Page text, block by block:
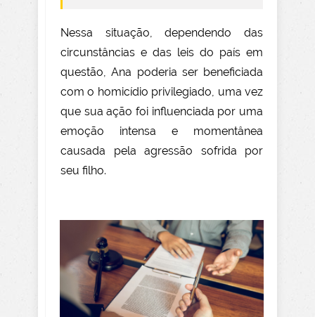
Nessa situação, dependendo das
circunstâncias e das leis do país em
questão, Ana poderia ser beneficiada
com o homicídio privilegiado, uma vez
que sua ação foi influenciada por uma
emoção intensa e momentânea
causada pela agressão sofrida por
seu filho.